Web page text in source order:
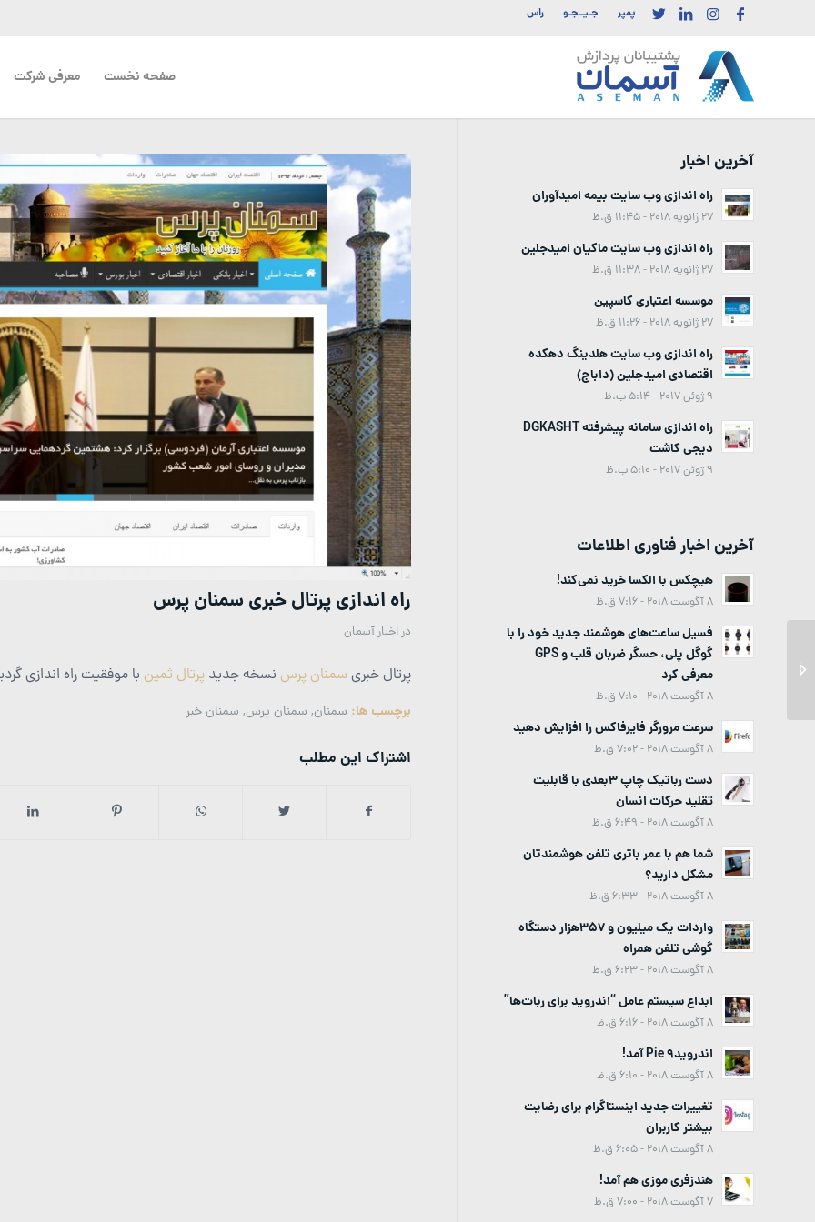
پمپر جـیــجـو راس
صفحه نخست معرفی شرکت
راه اندازی پرتال خبری سمنان پرس
در اخبار آسمان
پرتال خبری سمنان پرس نسخه جدید پرتال ثمین با موفقیت راه اندازی
برچسب ها: سمنان, سمنان پرس, سمنان خبر
اشتراک این مطلب
آخرین اخبار
راه اندازی وب سایت بیمه امیدآوران
27 ژانویه 2018 - 11:45 ق.ظ
راه اندازی وب سایت ماکیان امیدجلین
27 ژانویه 2018 - 11:38 ق.ظ
موسسه اعتباری کاسپین
27 ژانویه 2018 - 11:26 ق.ظ
راه اندازی وب سایت هلدینگ دهکده
اقتصادی امیدجلین (داباج)
9 ژوئن 2017 - 5:14 ب.ظ
راه اندازی سامانه پیشرفته DGKASHT
دیجی کاشت
9 ژوئن 2017 - 5:10 ب.ظ
آخرین اخبار فناوری اطلاعات
هیچکس با الکسا خرید نمی‌کند!
8 آگوست 2018 - 7:16 ق.ظ
فسیل ساعت‌های هوشمند جدید خود را با
گوگل پلی، حسگر ضربان قلب و GPS
معرفی کرد
8 آگوست 2018 - 7:10 ق.ظ
سرعت مرورگر فایرفاکس را افزایش دهید
8 آگوست 2018 - 7:02 ق.ظ
دست رباتیک چاپ 3بعدی با قابلیت
تقلید حرکات انسان
8 آگوست 2018 - 6:49 ق.ظ
شما هم با عمر باتری تلفن هوشمندتان
مشکل دارید؟
8 آگوست 2018 - 6:33 ق.ظ
واردات یک میلیون و 357هزار دستگاه
گوشی تلفن همراه
8 آگوست 2018 - 6:23 ق.ظ
ابداع سیستم عامل “اندروید برای ربات‌ها”
8 آگوست 2018 - 6:16 ق.ظ
اندروید9 Pie آمد!
8 آگوست 2018 - 6:10 ق.ظ
تغییرات جدید اینستاگرام برای رضایت
بیشتر کاربران
8 آگوست 2018 - 6:05 ق.ظ
هندزفری موزی هم آمد!
7 آگوست 2018 - 7:00 ق.ظ
راه اندازی پرتال خبری